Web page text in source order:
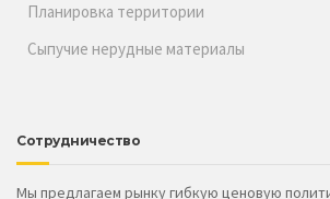
Планировка территории
Сыпучие нерудные материалы
Сотрудничество
Мы предлагаем рынку гибкую ценовую